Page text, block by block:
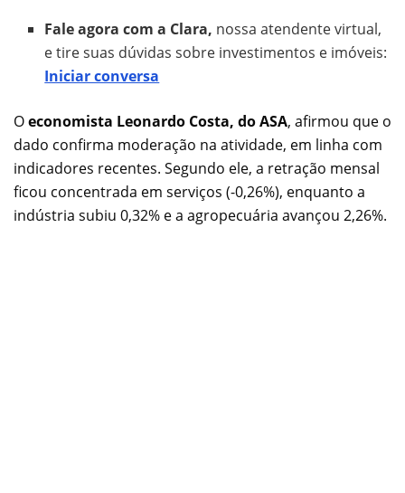
Fale agora com a Clara, nossa atendente virtual,
e tire suas dúvidas sobre investimentos e imóveis:
Iniciar conversa
Oeconomista Leonardo Costa, do ASA, afirmou que o
dado confirma moderação na atividade, em linha com
indicadores recentes. Segundo ele, a retração mensal
ficou concentrada em serviços (-0,26%), enquanto a
indústria subiu 0,32% e a agropecuária avançou 2,26%.